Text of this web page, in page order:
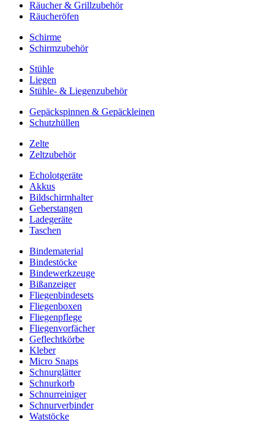
Räucher & Grillzubehör
Räucheröfen
Schirme
Schirmzubehör
Stühle
Liegen
Stühle- & Liegenzubehör
Gepäckspinnen & Gepäckleinen
Schutzhüllen
Zelte
Zeltzubehör
Echolotgeräte
Akkus
Bildschirmhalter
Geberstangen
Ladegeräte
Taschen
Bindematerial
Bindestöcke
Bindewerkzeuge
Bißanzeiger
Fliegenbindesets
Fliegenboxen
Fliegenpflege
Fliegenvorfächer
Geflechtkörbe
Kleber
Micro Snaps
Schnurglätter
Schnurkorb
Schnurreiniger
Schnurverbinder
Watstöcke